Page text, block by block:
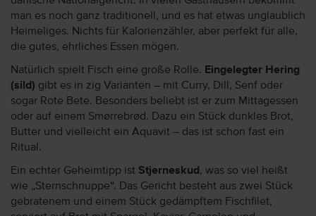
man es noch ganz traditionell, und es hat etwas unglaublich
Heimeliges. Nichts für Kalorienzähler, aber perfekt für alle,
die gutes, ehrliches Essen mögen.
Natürlich spielt Fisch eine große Rolle. Eingelegter Hering
(sild) gibt es in zig Varianten – mit Curry, Dill, Senf oder
sogar Rote Bete. Besonders beliebt ist er zum Mittagessen
oder auf einem Smørrebrød. Dazu ein Stück dunkles Brot,
Butter und vielleicht ein Aquavit – das ist schon fast ein
Ritual.
Ein echter Geheimtipp ist Stjerneskud , was so viel heißt
wie „Sternschnuppe“. Das Gericht besteht aus zwei Stück
gebratenem und einem Stück gedämpftem Fischfilet,